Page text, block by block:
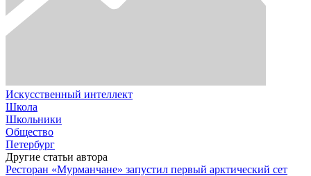
Искусственный интеллект
Школа
Школьники
Общество
Петербург
Другие статьи автора
Ресторан «Мурманчане» запустил первый арктический сет